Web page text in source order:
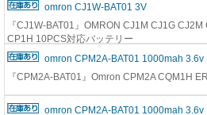
omron CJ1W-BAT01 3V
『CJ1W-BAT01』OMRON CJ1M CJ1G
CP1H 10PCS対応バッテリー
omron CPM2A-BAT01 1000mah 3.6v
『CPM2A-BAT01』Omron CPM2A CQM1H
omron CPM2A-BAT01 1000mah 3.6v